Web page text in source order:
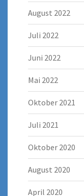
August 2022
Juli 2022
Juni 2022
Mai 2022
Oktober 2021
Juli 2021
Oktober 2020
August 2020
April 2020